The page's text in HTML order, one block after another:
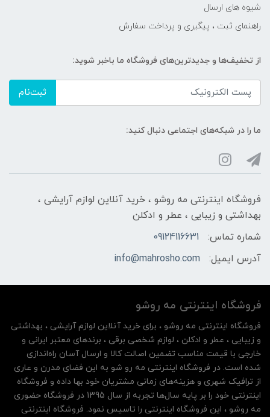
شیوه های ارسال
راهنمای ثبت ، پیگیری و پرداخت سفارش
از تخفیف‌ها و جدیدترین‌های فروشگاه ما باخبر شوید:
ثبت‌نام
ما را در شبکه‌های اجتماعی دنبال کنید:
فروشگاه اینترنتی مه‌ رو‌شو ، خرید آنلاین لوازم آرایشی ،
بهداشتی و زیبایی ، عطر و ادکلن
شماره تماس:
09124116631
آدرس ایمیل:
info@mahrosho.com
فروشگاه اینترنتی مه‌ رو‌شو
فروشگاه اینترنتی مه‌ رو‌شو ، برای خرید آنلاین لوازم آرایشی ، بهداشتی
و زیبایی ، عطر و ادکلن ، لوازم شخصی برقی ، برندهای معتبر ایرانی و
خارجی با قیمت مناسب تضمین اصالت کالا و ارسال آسان راه‌اندازی
شده است. در فروشگاه اینترنتی مه رو شو به این فضای مدرن و عاری
از ترافیک شهری و هزینه‌های زمانی مشتریان خود بها داده و فروشگاه
اینترنتی خود را بر پایه سال‌ها تجربه از سال 1395 در فروشگاه حضوری
مه روشو ، این فروشگاه اینترنتی را تاسیس نمود. فروشگاه اینترنتی